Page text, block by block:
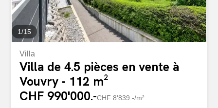
1/15
Villa
Villa de 4.5 pièces en vente à
Vouvry - 112 m²
CHF 990'000.-CHF 8'839.-/m²